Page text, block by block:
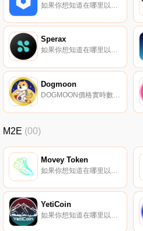
Sperax
如果你想知道在哪里以當前價格購買Sperax,目前交易{Sperax]股票的頂級加密貨幣交易所是CoinW、Bitrue、DigiFinex、BingX和KuCoin。您可以在我們的加密貨幣交易所頁面上找到其他列表.
Dogmoon
DOGMOON價格實時數據, DogMoonIt是一個實現跨鏈交易和多資產交換的一站式DEFI平臺,未來將建立一個去中心化的國際社區來吸引國際優質的區塊鏈公鏈,國際數字資產監管機構,以及國際優秀科技人員、國際實體產業鏈需求方加入社區組織,維護DogMoon社區及產品的正常開發運營.
M2E (00)
Movey Token
YetiCoin
如果你想知道在哪里以當前價格購買YetiCoin,目前交易{YetiCoin]股票的頂級加密貨幣交易所是HotYETICt。您可以在我們的加密貨幣交易所頁面上找到其他列表。我們是一枚對加密貨幣和健身充滿熱情的硬幣.